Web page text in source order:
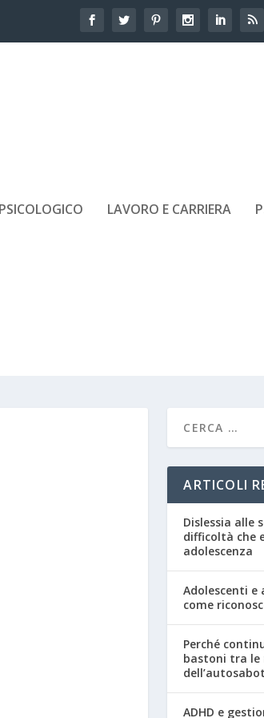
LAVORO E CARRIERA
ARTICOLI
Dislessia alle
difficoltà che
adolescenza
Adolescenti e
come
Perché
bastoni tra le
ADHD e